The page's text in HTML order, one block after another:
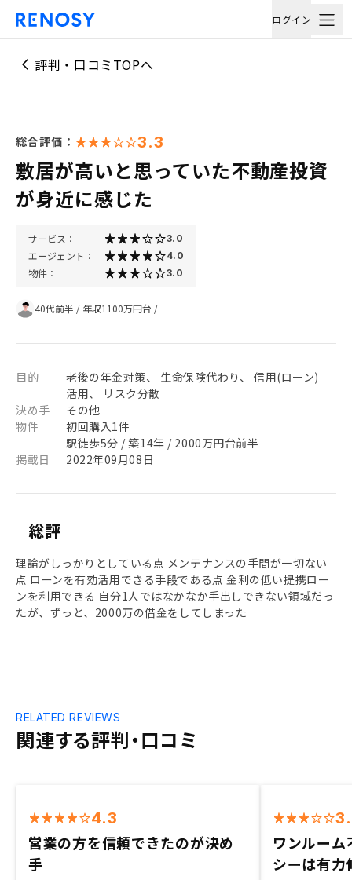
ログイン
評判・口コミTOPへ
総合評価： 3.3
敷居が高いと思っていた不動産投資
が身近に感じた
サービス： 3.0
エージェント： 4.0
物件： 3.0
40代前半 / 年収1100万円台 /
目的
老後の年金対策、 生命保険代わり、 信用(ローン)
活用、 リスク分散
決め手
その他
物件
初回購入1件
駅徒歩5分 / 築14年 / 2000万円台前半
掲載日
2022年09月08日
総評
理論がしっかりとしている点 メンテナンスの手間が一切ない
点 ローンを有効活用できる手段である点 金利の低い提携ロー
ンを利用できる 自分1人ではなかなか手出しできない領域だっ
たが、ずっと、2000万の借金をしてしまった
関連する評判・口コミ
RELATED REVIEWS
4.3
営業の方を信頼できたのが決め
手
ワンルー
シーは有力